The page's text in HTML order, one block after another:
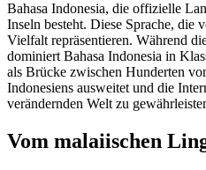
Bahasa Indonesia, die offizielle
Inseln besteht. Diese Sprache, die
Vielfalt repräsentieren. Während
dominiert Bahasa Indonesia in
als Brücke zwischen Hunderten
Indonesiens ausweitet und die
verändernden Welt zu
Vom malaiischen